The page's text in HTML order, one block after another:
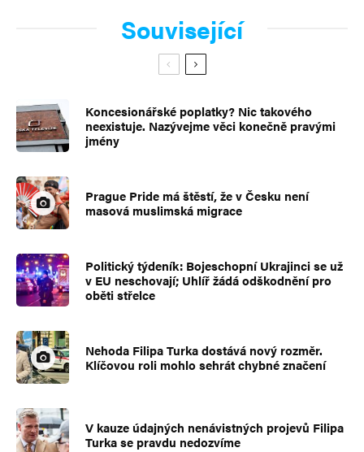
Související
Koncesionářské poplatky? Nic takového
neexistuje. Nazývejme věci konečně pravými
jmény
Prague Pride má štěstí, že v Česku není
masová muslimská migrace
Politický týdeník: Bojeschopní Ukrajinci se už
v EU neschovají; Uhlíř žádá odškodnění pro
oběti střelce
Nehoda Filipa Turka dostává nový rozměr.
Klíčovou roli mohlo sehrát chybné značení
V kauze údajných nenávistných projevů Filipa
Turka se pravdu nedozvíme